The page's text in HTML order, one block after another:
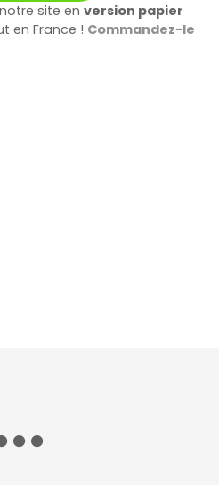
site en version papier
en France ! Commandez-le